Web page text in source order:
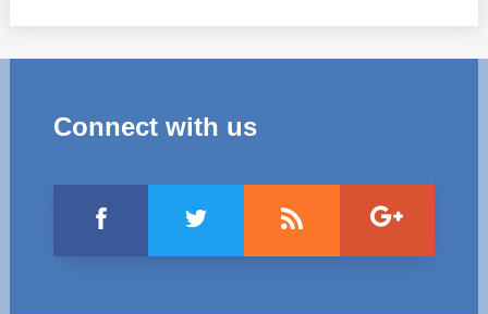
Connect with us